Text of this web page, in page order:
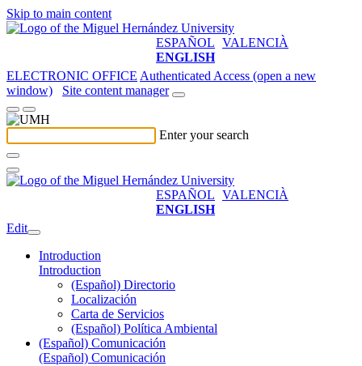
Skip to main content
ESPAÑOL VALENCIÀ
ENGLISH
ELECTRONIC OFFICE Authenticated Access (open a new
window)
Site content manager
Enter your search
ESPAÑOL VALENCIÀ
ENGLISH
Edit
Introduction
Introduction
(Español) Directorio
Localización
Carta de Servicios
(Español) Política Ambiental
(Español) Comunicación
(Español) Comunicación